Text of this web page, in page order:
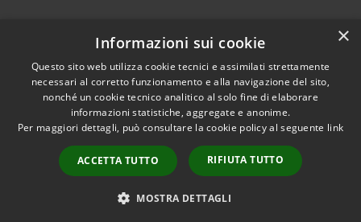
Newsletter
RSS
Accessibilità
Copyright © 2026 • Comune di
Municipium•
Accesso
redazione
×
Informazioni sui cookie
Questo sito web utilizza cookie tecnici e assimilati strettamente
necessari al corretto funzionamento e alla navigazione del sito,
nonché un cookie tecnico analitico al solo fine di elaborare
informazioni statistiche, aggregate e anonime.
Per maggiori dettagli, può consultare la cookie policy al seguente link
ACCETTA TUTTO RIFIUTA TUTTO
MOSTRA DETTAGLI